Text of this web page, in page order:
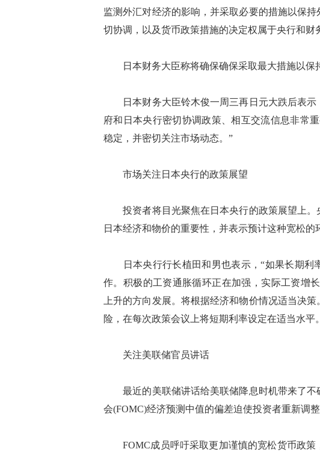
监测外汇对经济的影响，并采取必要的措施以保
切协调，以及货币政策措施的决定权属于央行和财
日本财务大臣称将确保确保采取最大措施以保
日本财务大臣铃木俊一周三再日元大跌后表示
府和日本央行密切协调政策、相互交流信息非常
稳定，并密切关注市场动态。”
市场关注日本央行的政策展望
投资者将目光聚焦在日本央行的政策展望上。
日本经济和物价的重要性，并表示预计这种宽松的
日本央行行长植田和男也表示，“如果长期利
作。积极的工资通胀循环正在加强，实际工资增
上升的方向发展。将根据经济和物价情况适当决
险，在每次政策会议上将短期利率设定在适当水平
关注美联储官员讲话
最近的美联储讲话给美联储降息时机带来了不
会(FOMC)经济预测中值的偏差迫使投资者重新调
FOMC成员呼吁采取更加谨慎的宽松货币政策